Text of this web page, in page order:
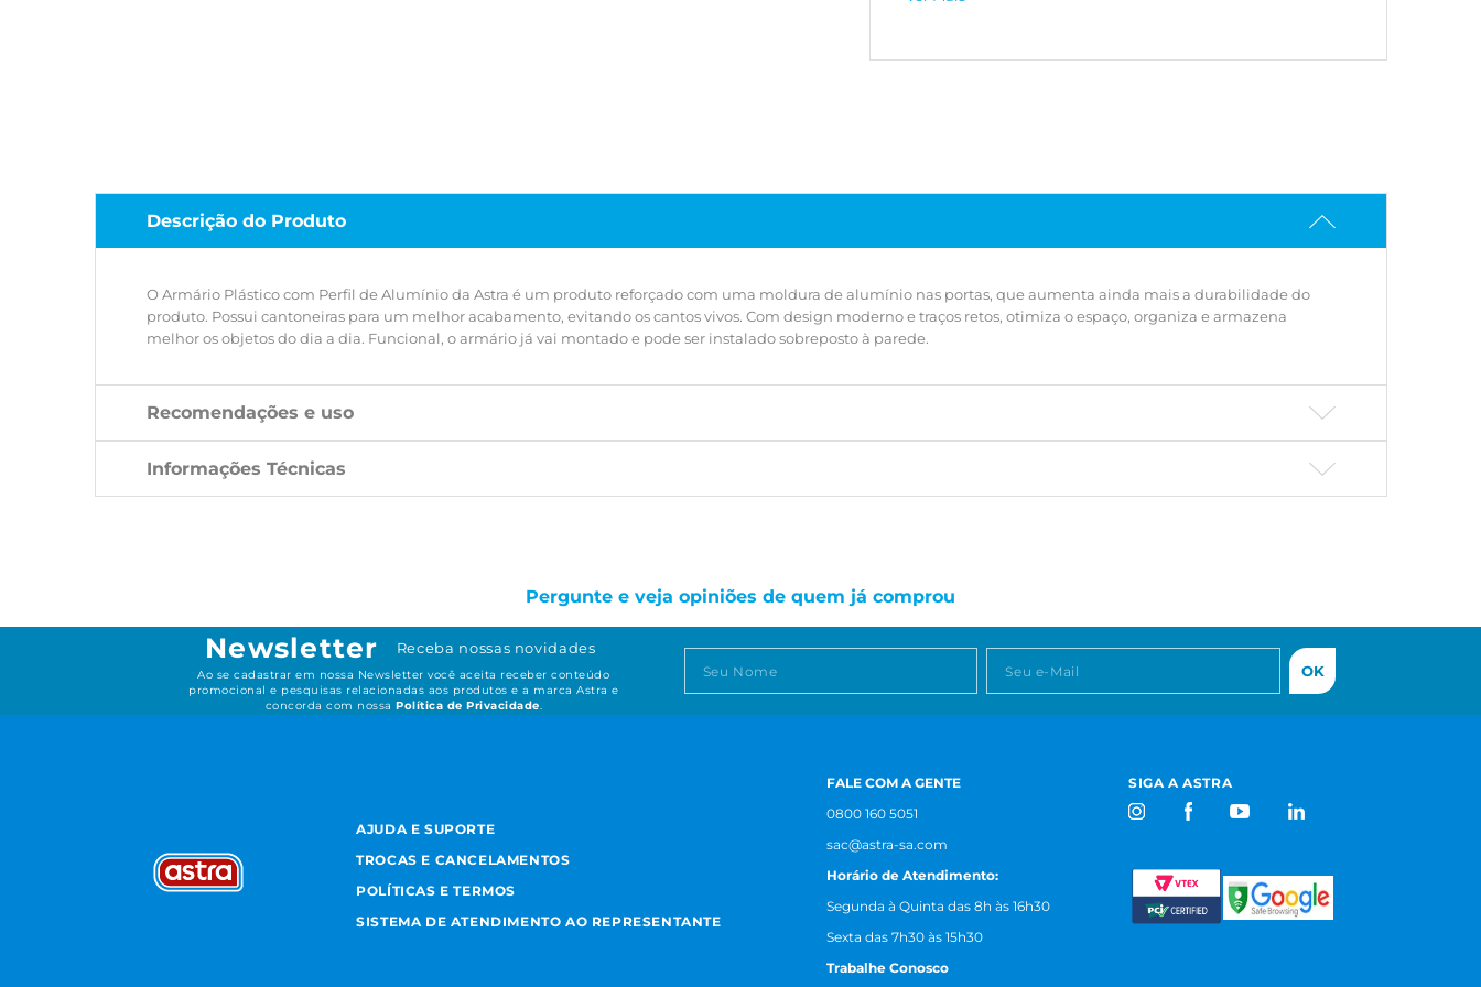
sobreposto à parede.
Descrição do Produto
O Armário Plástico com Perfil de Alumínio da Astra é um produto reforçado com uma moldura de alumínio nas portas, que aumenta ainda mais a durabilidade do
produto. Possui cantoneiras para um melhor acabamento, evitando os cantos vivos. Com design moderno e traços retos, otimiza o espaço, organiza e armazena
melhor os objetos do dia a dia. Funcional, o armário já vai montado e pode ser instalado sobreposto à parede.
Recomendações e uso
Informações Técnicas
Pergunte e veja opiniões de quem já comprou
Newsletter Receba nossas novidades
Ao se cadastrar em nossa Newsletter você aceita receber conteúdo
promocional e pesquisas relacionadas aos produtos e a marca Astra e
concorda com nossaPolítica de Privacidade.
OK
AJUDA E SUPORTE
TROCAS E CANCELAMENTOS
POLÍTICAS E TERMOS
SISTEMA DE ATENDIMENTO AO REPRESENTANTE
FALE COM A GENTE
0800 160 5051
sac@astra-sa.com
Horário de Atendimento:
Segunda à Quinta das 8h às 16h30
Sexta das 7h30 às 15h30
Trabalhe Conosco
SIGA A ASTRA